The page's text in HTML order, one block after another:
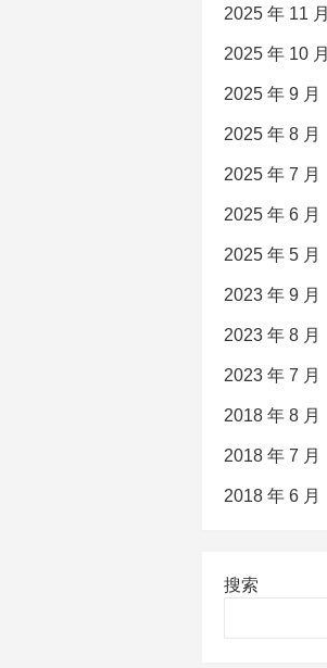
2025 年 11 月
2025 年 10 月
2025 年 9 月
2025 年 8 月
2025 年 7 月
2025 年 6 月
2025 年 5 月
2023 年 9 月
2023 年 8 月
2023 年 7 月
2018 年 8 月
2018 年 7 月
2018 年 6 月
搜索